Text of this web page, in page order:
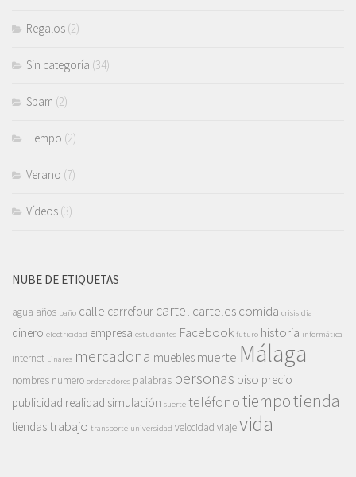
Regalos (2)
Sin categoría (34)
Spam (2)
Tiempo (2)
Verano (7)
Vídeos (3)
NUBE DE ETIQUETAS
agua años baño calle carrefour cartel cartelescomida crisis dia
dinero electricidad empresa estudiantes Facebook futuro historia informática
internet Linares mercadona muebles muerte Málaga
nombres numero ordenadores palabras personas piso precio
publicidad realidad simulación suerte teléfonotiempotienda
tiendas trabajo transporte universidad velocidad viajevida